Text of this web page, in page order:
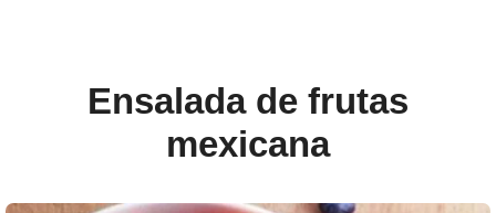
Ensalada de frutas
mexicana